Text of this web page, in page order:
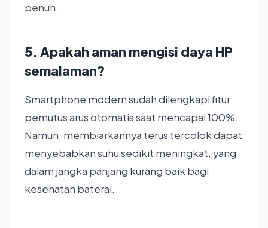
penuh.
5. Apakah aman mengisi daya HP
semalaman?
Smartphone modern sudah dilengkapi fitur
pemutus arus otomatis saat mencapai 100%.
Namun, membiarkannya terus tercolok dapat
menyebabkan suhu sedikit meningkat, yang
dalam jangka panjang kurang baik bagi
kesehatan baterai.